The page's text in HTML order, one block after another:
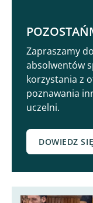
Zapraszamy
absolwentów
korzystania z
poznawania
uczelni.
DOWIEDZ